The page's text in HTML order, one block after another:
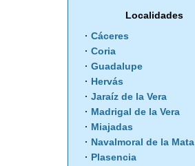
Localidades
Cáceres
Coria
Guadalupe
Hervás
Jaraíz de la Vera
Madrigal de la Vera
Miajadas
Navalmoral de la Mata
Plasencia